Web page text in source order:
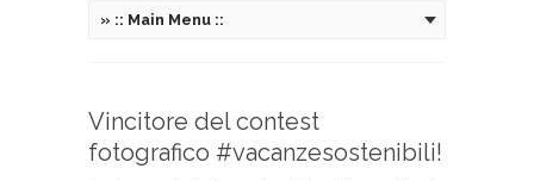
» :: Main Menu ::
Vincitore del contest
fotografico #vacanzesostenibili!